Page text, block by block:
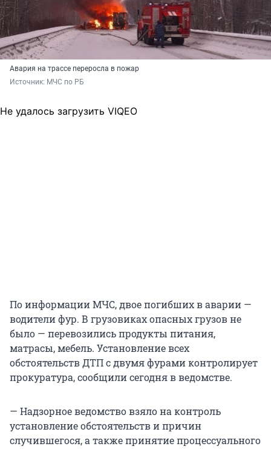
Авария на трассе переросла в пожар
Источник: МЧС по РБ
Не удалось загрузить VIQEO
По информации МЧС, двое погибших в аварии —
водители фур. В грузовиках опасных грузов не
было — перевозились продукты питания,
матрасы, мебель. Установление всех
обстоятельств ДТП с двумя фурами контролирует
прокуратура, сообщили сегодня в ведомстве.
— Надзорное ведомство взяло на контроль
установление обстоятельств и причин
случившегося, а также принятие процессуального